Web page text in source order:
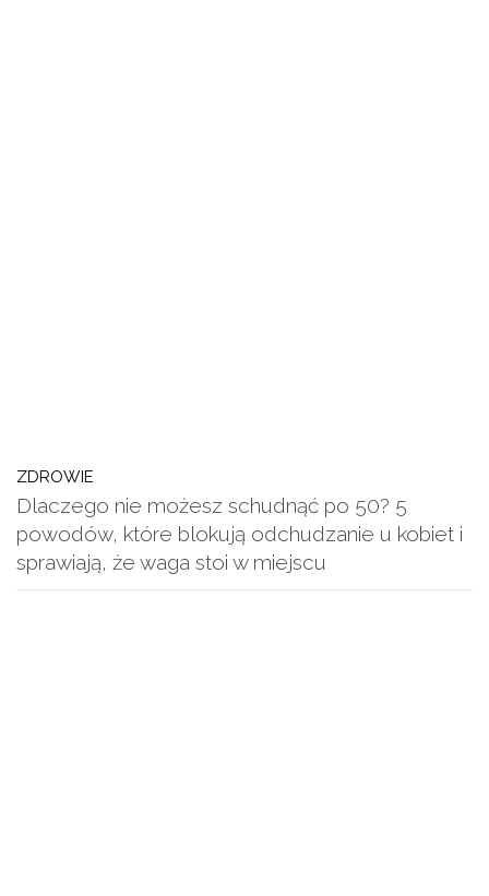
ZDROWIE
Dlaczego nie możesz schudnąć po 50? 5
powodów, które blokują odchudzanie u kobiet i
sprawiają, że waga stoi w miejscu